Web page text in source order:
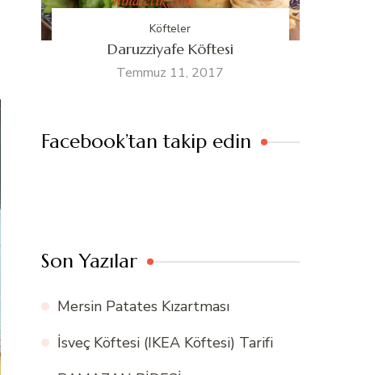
Köfteler
Daruzziyafe Köftesi
Temmuz 11, 2017
Facebook’tan takip edin
Son Yazılar
Mersin Patates Kızartması
İsveç Köftesi (IKEA Köftesi) Tarifi